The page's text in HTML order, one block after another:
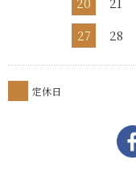
27
28
定休日